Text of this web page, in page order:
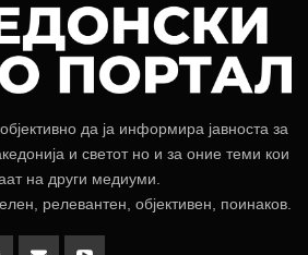
да ја информира јавноста за
и светот но и за оние теми кои
на други медиуми.
релевантен, објективен, поинаков.